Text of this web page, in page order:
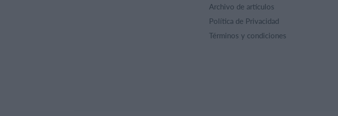
Archivo de artículos
Política de Privacidad
Términos y condiciones